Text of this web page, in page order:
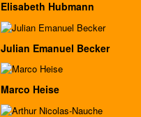
Elisabeth Hubmann
Julian Emanuel Becker
Marco Heise